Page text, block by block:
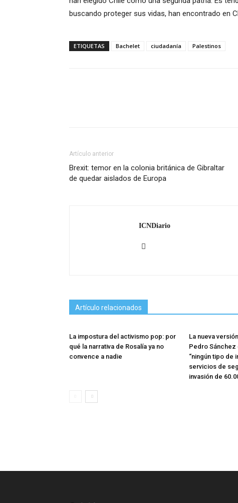
buscando proteger sus vidas, han encontrado en
ETIQUETAS Bachelet ciudadanía Palestinos
Artículo anterior
Brexit: temor en la colonia británica de Gibraltar
de quedar aislados de Europa
ICNDiario
Artículo relacionados
La impostura del activismo pop: por
qué la narrativa de Rosalía ya no
convence a nadie
La nueva
Pedro Sánchez
“ningún tipo de
servicios de
invasión de